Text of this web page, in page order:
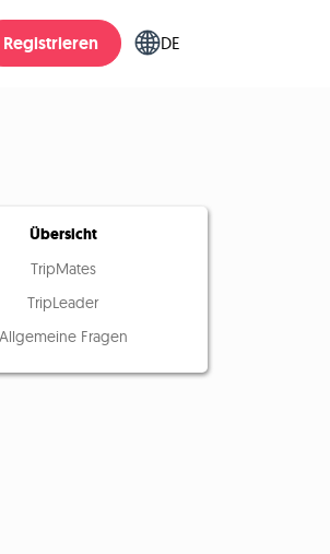
Registrieren DE
Übersicht
TripMates
TripLeader
Allgemeine Fragen